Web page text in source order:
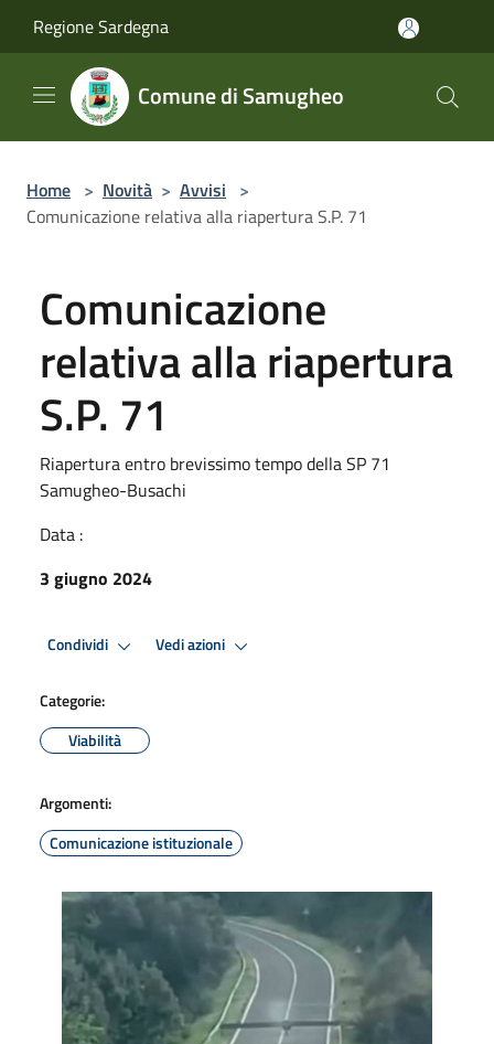
Regione Sardegna
Comune di Samugheo
Home > Novità > Avvisi >
Comunicazione relativa alla riapertura S.P. 71
Comunicazione
relativa alla riapertura
S.P. 71
Riapertura entro brevissimo tempo della SP 71
Samugheo-Busachi
Data :
3 giugno 2024
Condividi Vedi azioni
Categorie:
Viabilità
Argomenti:
Comunicazione istituzionale